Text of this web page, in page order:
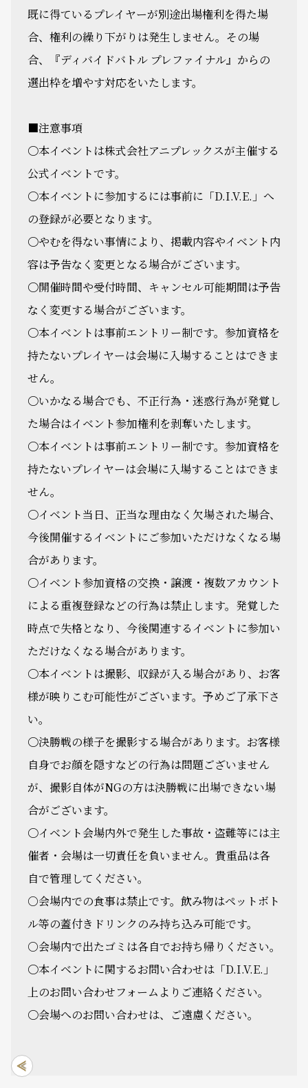
既に得ているプレイヤーが別途出場権利を得た場
合、権利の繰り下がりは発生しません。その場
合、『ディバイドバトル プレファイナル』からの
選出枠を増やす対応をいたします。
■注意事項
〇本イベントは株式会社アニプレックスが主催する
公式イベントです。
〇本イベントに参加するには事前に「D.I.V.E.」へ
の登録が必要となります。
〇やむを得ない事情により、掲載内容やイベント内
容は予告なく変更となる場合がございます。
〇開催時間や受付時間、キャンセル可能期間は予告
なく変更する場合がございます。
〇本イベントは事前エントリー制です。参加資格を
持たないプレイヤーは会場に入場することはできま
せん。
〇いかなる場合でも、不正行為・迷惑行為が発覚し
た場合はイベント参加権利を剥奪いたします。
〇本イベントは事前エントリー制です。参加資格を
持たないプレイヤーは会場に入場することはできま
せん。
〇イベント当日、正当な理由なく欠場された場合、
今後開催するイベントにご参加いただけなくなる場
合があります。
〇イベント参加資格の交換・譲渡・複数アカウント
による重複登録などの行為は禁止します。発覚した
時点で失格となり、今後関連するイベントに参加い
ただけなくなる場合があります。
〇本イベントは撮影、収録が入る場合があり、お客
様が映りこむ可能性がございます。予めご了承下さ
い。
〇決勝戦の様子を撮影する場合があります。お客様
自身でお顔を隠すなどの行為は問題ございません
が、撮影自体がNGの方は決勝戦に出場できない場
合がございます。
〇イベント会場内外で発生した事故・盗難等には主
催者・会場は一切責任を負いません。貴重品は各
自で管理してください。
○会場内での食事は禁止です。飲み物はペットボト
ル等の蓋付きドリンクのみ持ち込み可能です。
○会場内で出たゴミは各自でお持ち帰りください。
〇本イベントに関するお問い合わせは「D.I.V.E.」
上のお問い合わせフォームよりご連絡ください。
〇会場へのお問い合わせは、ご遠慮ください。